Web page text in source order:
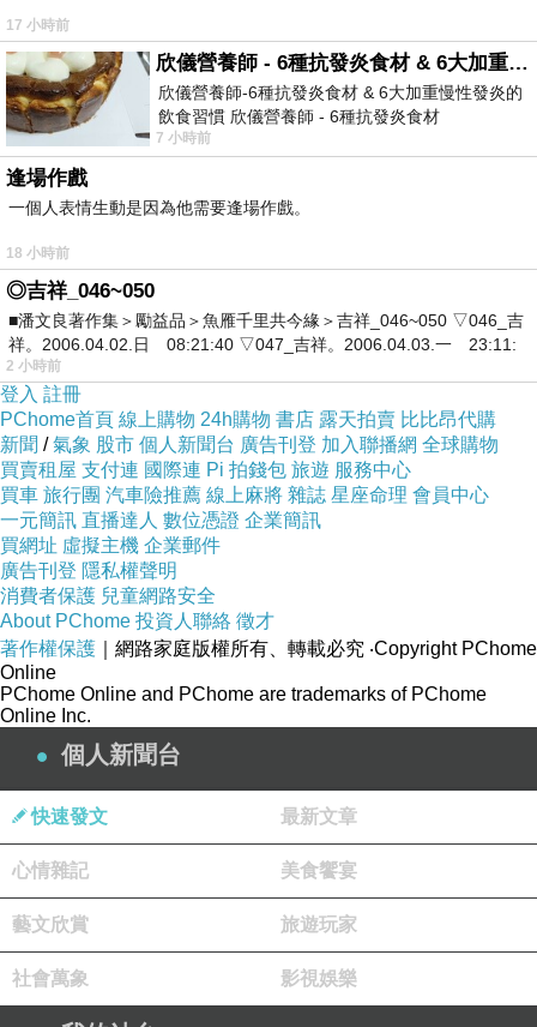
「喔」多半是語氣助詞，放句尾。
再見喔！
很漂亮喔！
「哦」常表示「知道了、原來如此」。
哦，我懂了。
哦？真的嗎？
但口語中兩者常混用。
三、「喔」的拼音與英文感覺
拼音： ō / o
英文接近：
依情境不同而變化。
例如：
小心喔！→ Be careful, okay?
很好吃喔！→ It's really delicious!
四、華語教學中的提醒
初級學生容易把「喔」當成真正詞彙，其實它是「
詞」。
句子
有沒有「喔」
感覺
明天要來
X
明天要來
五、情境對話例子
對話一：
A：我明天要去考試。
B：加油
對話二
孩子：好，我知道了。
17 小時前
欣儀營養師 - 6種抗發炎食材 & 6大加重慢性發炎的飲食習慣
欣儀營養師-6種抗發炎食材 & 6大加重慢性發炎的
飲食習慣 欣儀營養師 - 6種抗發炎食材
https://www.facebook.com/photo/?fbid=147
7 小時前
逢場作戲
一個人表情生動是因為他需要逢場作戲。
18 小時前
◎吉祥_046~050
■潘文良著作集＞勵益品＞魚雁千里共今緣＞吉祥_046~050 ▽046_吉
祥。2006.04.02.日 08:21:40 ▽047_吉祥。2006.04.03.一 23:11:
2 小時前
登入 註冊
PChome首頁 線上購物 24h購物 書店 露天拍賣 比比昂代購
新聞 /氣象 股市 個人新聞台 廣告刊登 加入聯播網 全球購物
買賣租屋 支付連 國際連 Pi 拍錢包 旅遊 服務中心
買車 旅行團 汽車險推薦 線上麻將 雜誌 星座命理 會員中心
一元簡訊 直播達人 數位憑證 企業簡訊
買網址 虛擬主機 企業郵件
廣告刊登 隱私權聲明
消費者保護 兒童網路安全
About PChome 投資人聯絡 徵才
著作權保護 ｜網路家庭版權所有、轉載必究 ‧Copyright PChome
Online
PChome Online and PChome are trademarks of PChome
Online Inc.
個人新聞台
快速發文 最新文章
心情雜記 美食饗宴
藝文欣賞 旅遊玩家
社會萬象 影視娛樂